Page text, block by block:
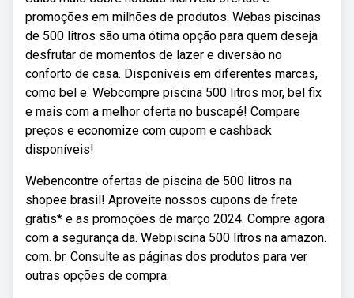
promoções em milhões de produtos. Webas piscinas
de 500 litros são uma ótima opção para quem deseja
desfrutar de momentos de lazer e diversão no
conforto de casa. Disponíveis em diferentes marcas,
como bel e. Webcompre piscina 500 litros mor, bel fix
e mais com a melhor oferta no buscapé! Compare
preços e economize com cupom e cashback
disponíveis!
Webencontre ofertas de piscina de 500 litros na
shopee brasil! Aproveite nossos cupons de frete
grátis* e as promoções de março 2024. Compre agora
com a segurança da. Webpiscina 500 litros na amazon.
com. br. Consulte as páginas dos produtos para ver
outras opções de compra.